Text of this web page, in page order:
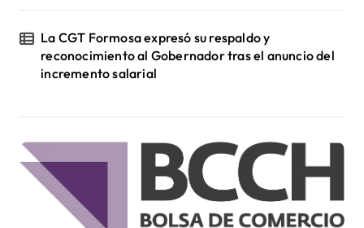
La CGT Formosa expresó su respaldo y
reconocimiento al Gobernador tras el anuncio del
incremento salarial